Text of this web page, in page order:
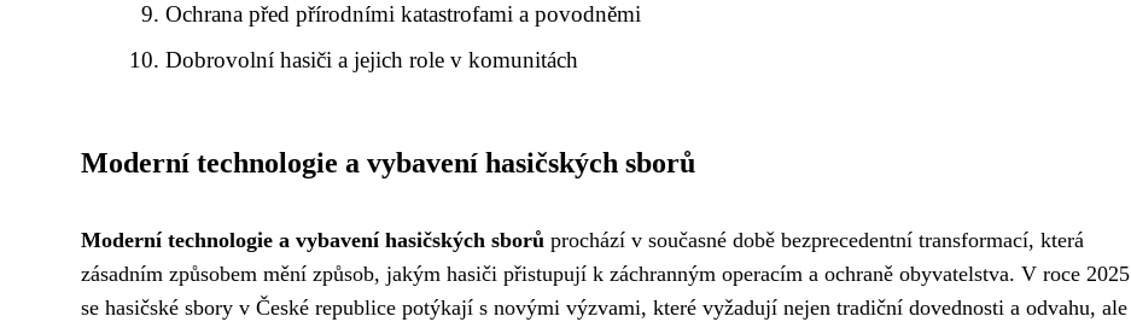
Ochrana před přírodními katastrofami a povodněmi
Dobrovolní hasiči a jejich role v komunitách
Moderní technologie a vybavení hasičských sborů
Moderní technologie a vybavení hasičských sborů prochází v současné době bezprecedentní transformací, která
zásadním způsobem mění způsob, jakým hasiči přistupují k záchranným operacím a ochraně obyvatelstva. V roce 2025
se hasičské sbory v České republice potýkají s novými výzvami, které vyžadují nejen tradiční dovednosti a odvahu, ale